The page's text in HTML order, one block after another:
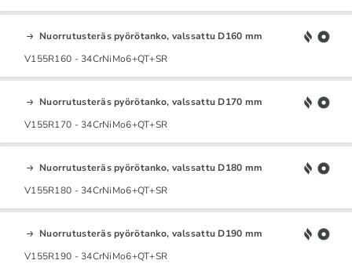
Nuorrutusteräs pyörötanko, valssattu D160 mm
V155R160 - 34CrNiMo6+QT+SR
Nuorrutusteräs pyörötanko, valssattu D170 mm
V155R170 - 34CrNiMo6+QT+SR
Nuorrutusteräs pyörötanko, valssattu D180 mm
V155R180 - 34CrNiMo6+QT+SR
Nuorrutusteräs pyörötanko, valssattu D190 mm
V155R190 - 34CrNiMo6+QT+SR